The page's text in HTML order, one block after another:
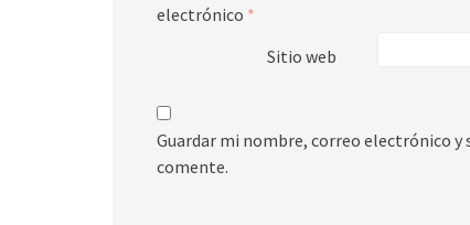
electrónico *
Sitio web
Guardar mi nombre, correo electrónico y
comente.